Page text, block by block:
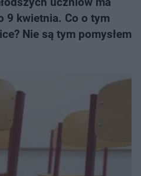
9 kwietnia. Co o tym
Nie są tym pomysłem